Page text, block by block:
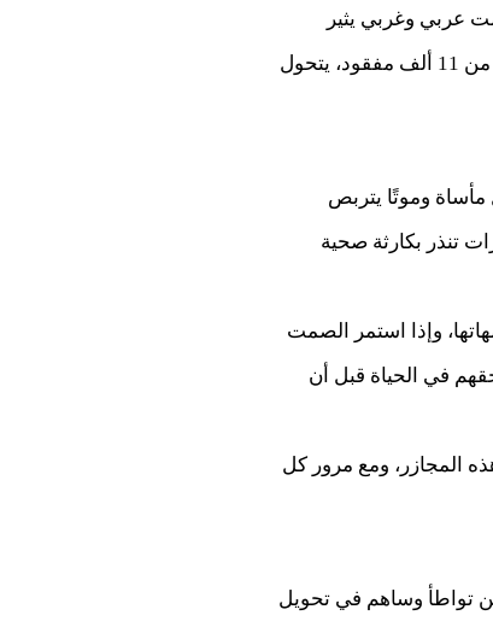
عربي وغربي يثير
الريبة. ومع تجاوز عدد الشهداء والجرحى 170 ألفًا، غالبيتهم من الأطفال والنساء، بالإضافة إلى تسجيل أكثر من 11 ألف مفقود، يتحول
وموتًا يتربص
تنذر بكارثة صحية
وإذا استمر الصمت
في الحياة قبل أن
المجازر، ومع مرور كل
تواطأ وساهم في تحويل